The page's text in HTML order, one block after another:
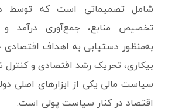
شامل تصمیماتی است که
تخصیص منابع، جمع‌آوری درآمد
به‌منظور دستیابی به اهداف
بیکاری، تحریک رشد اقتصادی و کنترل
سیاست مالی یکی از ابزارهای اصلی
اقتصاد در کنار سیاست پولی است.